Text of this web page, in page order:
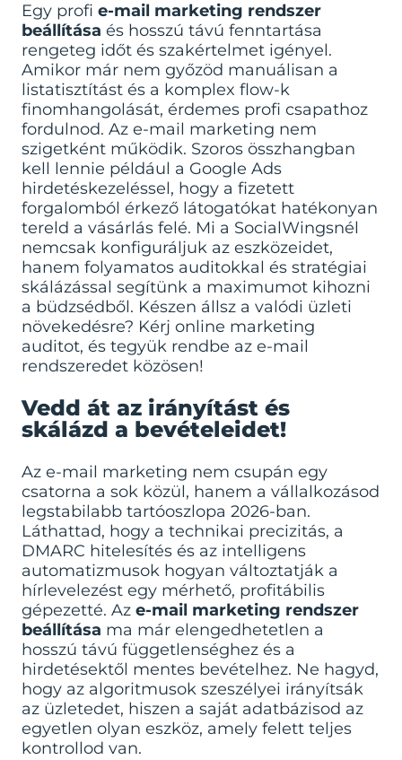
Egy profi e-mail marketing rendszer
beállítása és hosszú távú fenntartása
rengeteg időt és szakértelmet igényel.
Amikor már nem győzöd manuálisan a
listatisztítást és a komplex flow-k
finomhangolását, érdemes profi csapathoz
fordulnod. Az e-mail marketing nem
szigetként működik. Szoros összhangban
kell lennie például a Google Ads
hirdetéskezeléssel, hogy a fizetett
forgalomból érkező látogatókat hatékonyan
tereld a vásárlás felé. Mi a SocialWingsnél
nemcsak konfiguráljuk az eszközeidet,
hanem folyamatos auditokkal és stratégiai
skálázással segítünk a maximumot kihozni
a büdzsédből. Készen állsz a valódi üzleti
növekedésre? Kérj online marketing
auditot, és tegyük rendbe az e-mail
rendszeredet közösen!
Vedd át az irányítást és
skálázd a bevételeidet!
Az e-mail marketing nem csupán egy
csatorna a sok közül, hanem a vállalkozásod
legstabilabb tartóoszlopa 2026-ban.
Láthattad, hogy a technikai precizitás, a
DMARC hitelesítés és az intelligens
automatizmusok hogyan változtatják a
hírlevelezést egy mérhető, profitábilis
gépezetté. Az e-mail marketing rendszer
beállítása ma már elengedhetetlen a
hosszú távú függetlenséghez és a
hirdetésektől mentes bevételhez. Ne hagyd,
hogy az algoritmusok szeszélyei irányítsák
az üzletedet, hiszen a saját adatbázisod az
egyetlen olyan eszköz, amely felett teljes
kontrollod van.